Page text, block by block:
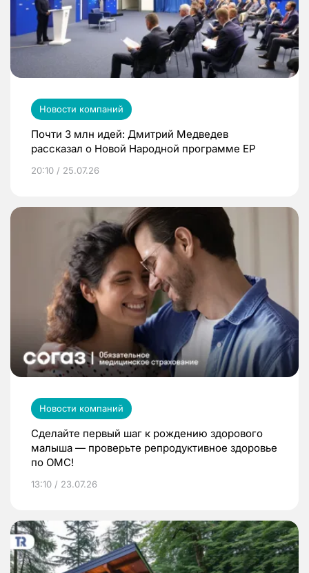
Новости компаний
Почти 3 млн идей: Дмитрий Медведев
рассказал о Новой Народной программе ЕР
20:10 / 25.07.26
Новости компаний
Сделайте первый шаг к рождению здорового
малыша — проверьте репродуктивное здоровье
по ОМС!
13:10 / 23.07.26